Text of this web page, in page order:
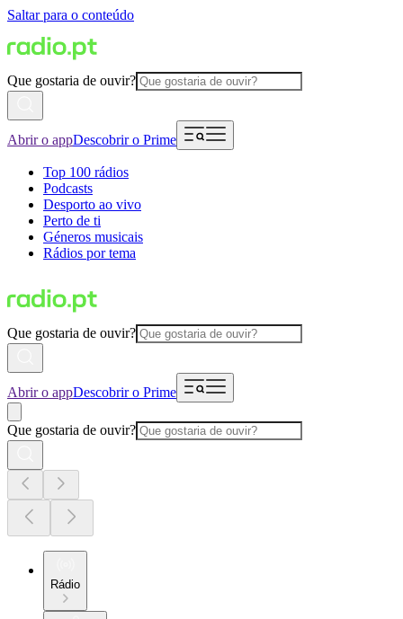
Saltar para o conteúdo
Que gostaria de ouvir?
Abrir o appDescobrir o Prime
Top 100 rádios
Podcasts
Desporto ao vivo
Perto de ti
Géneros musicais
Rádios por tema
Que gostaria de ouvir?
Abrir o appDescobrir o Prime
Que gostaria de ouvir?
Rádio